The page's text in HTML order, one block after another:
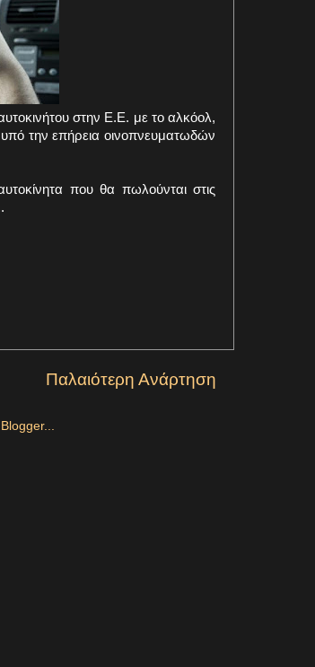
στην Ε.Ε. με το αλκόολ,
την επήρεια οινοπνευματωδών
που θα πωλούνται στις
Παλαιότερη Ανάρτηση